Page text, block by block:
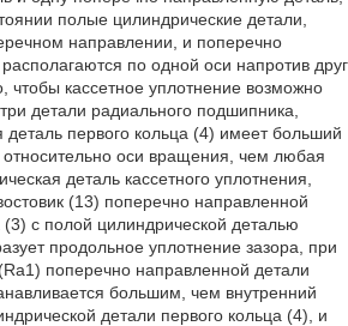
полые цилиндрические детали,
направлении, и поперечно
по одной оси напротив друг
чтобы кассетное уплотнение возможно
детали радиального подшипника,
деталь первого кольца (4) имеет больший
оси вращения, чем любая
деталь кассетного уплотнения,
(13) поперечно направленной
(3) с полой цилиндрической деталью
продольное уплотнение зазора, при
поперечно направленной детали
большим, чем внутренний
детали первого кольца (4), и